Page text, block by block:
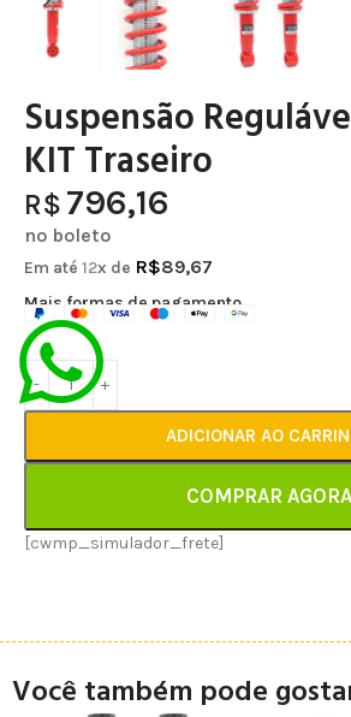
Suspensão
KIT Traseiro
R$ 796,16
no boleto
Em até 12x de R$89,67
Mais formas de pagamento
ADICIONAR AO
COMPRAR AGORA
[cwmp_simulador_frete]
Você também pode